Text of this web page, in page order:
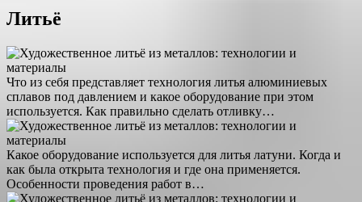
Литьё
Что из себя представляет технология литья алюминиевых
сплавов под давлением и какое оборудование при этом
используется. Как правильно сделать отливку…
Какое оборудование используется для литья латуни. Когда и
как была открыта технология и где она применяется.
Особенности проведения работ в…